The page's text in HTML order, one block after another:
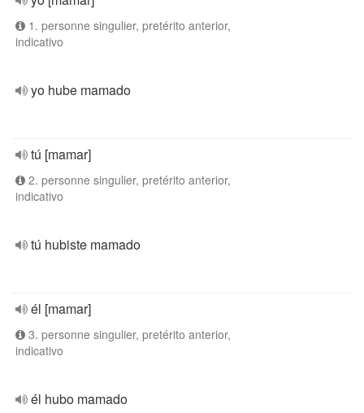
1. personne singulier, pretérito anterior,
indicativo
yo hube mamado
tú [mamar]
2. personne singulier, pretérito anterior,
indicativo
tú hubiste mamado
él [mamar]
3. personne singulier, pretérito anterior,
indicativo
él hubo mamado